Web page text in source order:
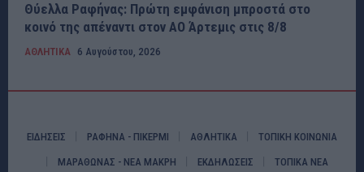
Θύελλα Ραφήνας: Πρώτη εμφάνιση μπροστά στο
κοινό της απέναντι στον ΑΟ Άρτεμις στις 8/8
ΑΘΛΗΤΙΚΑ 6 Αυγούστου, 2026
ΕΙΔΗΣΕΙΣ ΡΑΦΗΝΑ - ΠΙΚΕΡΜΙ ΑΘΛΗΤΙΚΑ ΤΟΠΙΚΗ ΚΟΙΝΩΝΙΑ
ΜΑΡΑΘΩΝΑΣ - ΝΕΑ ΜΑΚΡΗ ΕΚΔΗΛΩΣΕΙΣ ΤΟΠΙΚΑ ΝΕΑ